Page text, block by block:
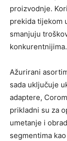
proizvodnje.
prekida tijekom
smanjuju
konkurentnijima.
Ažurirani
sada uključuje
adaptere,
prikladni su za
umetanje i
segmentima